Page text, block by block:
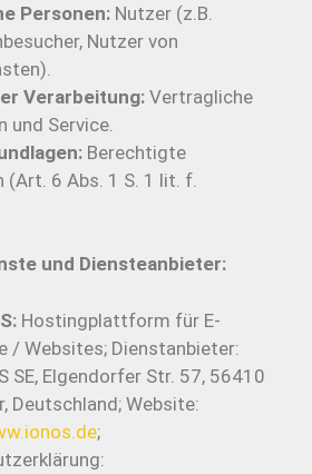
Personen: Nutzer (z.B.
Nutzer von
Verarbeitung: Vertragliche
und Service.
Berechtigte
(Art. 6 Abs. 1 S. 1 lit. f.
und Diensteanbieter:
Hostingplattform für E-
/ Websites; Dienstanbieter:
SE, Elgendorfer Str. 57, 56410
Deutschland; Website:
;